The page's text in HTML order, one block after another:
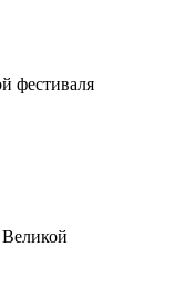
фестиваля
Великой